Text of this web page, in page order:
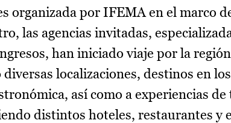
organizada por IFEMA en el marco
las agencias invitadas,
han iniciado viaje por la
localizaciones, destinos en
así como a experiencias de
distintos hoteles, restaurantes y